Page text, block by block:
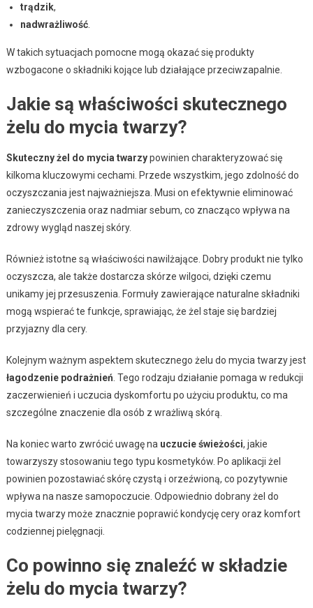
trądzik,
nadwrażliwość.
W takich sytuacjach pomocne mogą okazać się produkty
wzbogacone o składniki kojące lub działające przeciwzapalnie.
Jakie są właściwości skutecznego
żelu do mycia twarzy?
Skuteczny żel do mycia twarzypowinien charakteryzować się
kilkoma kluczowymi cechami. Przede wszystkim, jego zdolność do
oczyszczania jest najważniejsza. Musi on efektywnie eliminować
zanieczyszczenia oraz nadmiar sebum, co znacząco wpływa na
zdrowy wygląd naszej skóry.
Również istotne są właściwości nawilżające. Dobry produkt nie tylko
oczyszcza, ale także dostarcza skórze wilgoci, dzięki czemu
unikamy jej przesuszenia. Formuły zawierające naturalne składniki
mogą wspierać te funkcje, sprawiając, że żel staje się bardziej
przyjazny dla cery.
Kolejnym ważnym aspektem skutecznego żelu do mycia twarzy jest
łagodzenie podrażnień . Tego rodzaju działanie pomaga w redukcji
zaczerwienień i uczucia dyskomfortu po użyciu produktu, co ma
szczególne znaczenie dla osób z wrażliwą skórą.
Na koniec warto zwrócić uwagę na uczucie świeżości, jakie
towarzyszy stosowaniu tego typu kosmetyków. Po aplikacji żel
powinien pozostawiać skórę czystą i orzeźwioną, co pozytywnie
wpływa na nasze samopoczucie. Odpowiednio dobrany żel do
mycia twarzy może znacznie poprawić kondycję cery oraz komfort
codziennej pielęgnacji.
Co powinno się znaleźć w składzie
żelu do mycia twarzy?